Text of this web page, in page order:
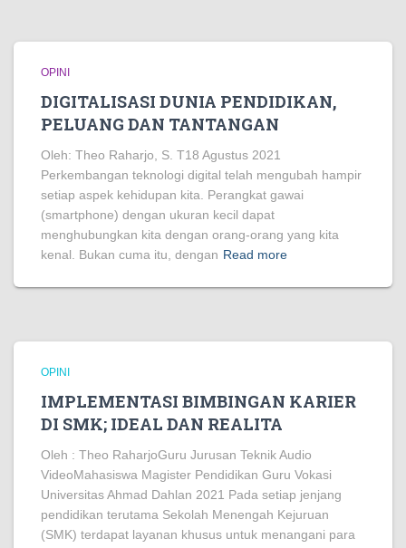
OPINI
DIGITALISASI DUNIA PENDIDIKAN,
PELUANG DAN TANTANGAN
Oleh: Theo Raharjo, S. T18 Agustus 2021
Perkembangan teknologi digital telah mengubah hampir
setiap aspek kehidupan kita. Perangkat gawai
(smartphone) dengan ukuran kecil dapat
menghubungkan kita dengan orang-orang yang kita
kenal. Bukan cuma itu, dengan Read more
OPINI
IMPLEMENTASI BIMBINGAN KARIER
DI SMK; IDEAL DAN REALITA
Oleh : Theo RaharjoGuru Jurusan Teknik Audio
VideoMahasiswa Magister Pendidikan Guru Vokasi
Universitas Ahmad Dahlan 2021 Pada setiap jenjang
pendidikan terutama Sekolah Menengah Kejuruan
(SMK) terdapat layanan khusus untuk menangani para